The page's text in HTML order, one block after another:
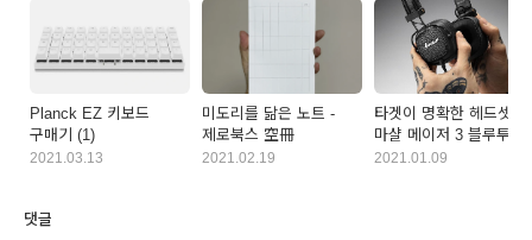
Planck EZ 키보드
구매기 (1)
2021.03.13
미도리를 닮은 노트 -
제로북스 空冊
2021.02.19
타겟이 명확한 헤드셋 -
마샬 메이저 3 블루투스
2021.01.09
댓글